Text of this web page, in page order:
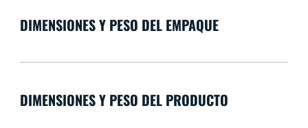
DIMENSIONES Y PESO DEL EMPAQUE
DIMENSIONES Y PESO DEL PRODUCTO